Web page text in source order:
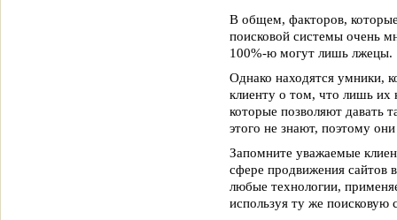
В общем, факторов,
поисковой системы очень
100%-ю могут лишь лжецы.
Однако находятся умники,
клиенту о том, что лишь их
которые позволяют давать
этого не знают, поэтому
Запомните уважаемые
сфере продвижения сайтов
любые технологии,
используя ту же поисковую